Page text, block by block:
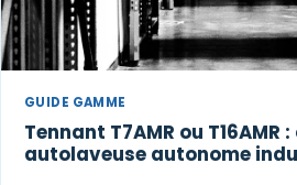
GUIDE GAMME
Tennant T7AMR ou T16AMR
autolaveuse autonome